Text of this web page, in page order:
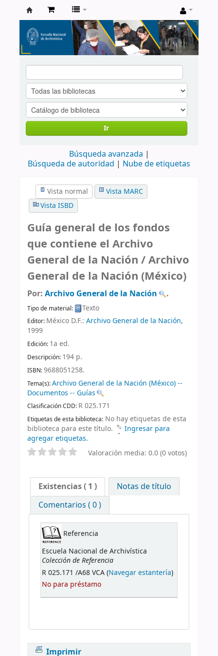
Catálogo
de
Biblioteca
ENA
Ir
Búsqueda avanzada
Búsqueda de autoridad
Nube de etiquetas
Vista normal
Vista MARC
Vista ISBD
Guía general de los fondos
que contiene el Archivo
General de la Nación /Archivo
General de la Nación (México)
Por: Archivo General de la Nación .
Tipo de material: Texto
Editor: México D.F.: Archivo General de la Nación,
1999
Edición: 1a ed.
Descripción: 194 p.
ISBN:9688051258.
Tema(s):Archivo General de la Nación (México) --
Documentos -- Guías
Clasificación CDD: R 025.171
Etiquetas de esta biblioteca: No hay etiquetas de esta
biblioteca para este título.
Ingresar para
agregar etiquetas.
Valoración media: 0.0 (0 votos)
Existencias( 1 )
Notas de título
Comentarios ( 0 )
Referencia
Escuela Nacional de Archivística
Colección de Referencia
R 025.171 /A68 VCA (Navegar estantería)
No para préstamo
Imprimir